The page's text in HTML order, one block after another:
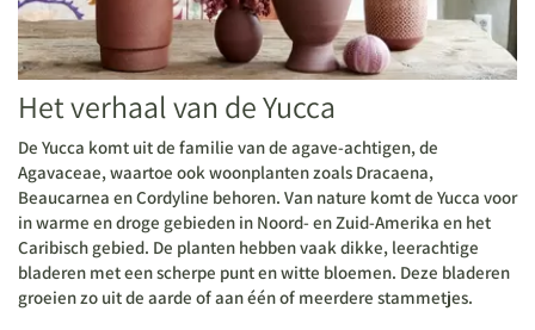
Het verhaal van de Yucca
De Yucca komt uit de familie van de agave-achtigen, de
Agavaceae, waartoe ook woonplanten zoals Dracaena,
Beaucarnea en Cordyline behoren. Van nature komt de Yucca voor
in warme en droge gebieden in Noord- en Zuid-Amerika en het
Caribisch gebied. De planten hebben vaak dikke, leerachtige
bladeren met een scherpe punt en witte bloemen. Deze bladeren
groeien zo uit de aarde of aan één of meerdere stammetjes.